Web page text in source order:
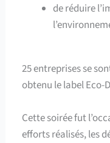
de réduire
25 entreprises se
obtenu le label Eco-
Cette soirée fut
efforts réalisés, les